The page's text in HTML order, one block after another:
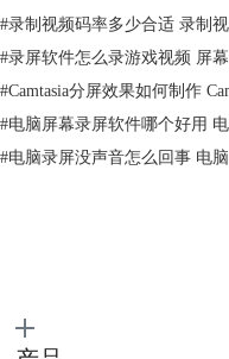
3.完成基本的设置后，点击开
并提醒你停止录制的快捷键。
止的快捷键进行个性化的设置
#录制视频码率多少合适 录制
#录屏软件怎么录游戏视频 屏
#Camtasia分屏效果如何制作
#电脑屏幕录屏软件哪个好用
#电脑录屏没声音怎么回事 电